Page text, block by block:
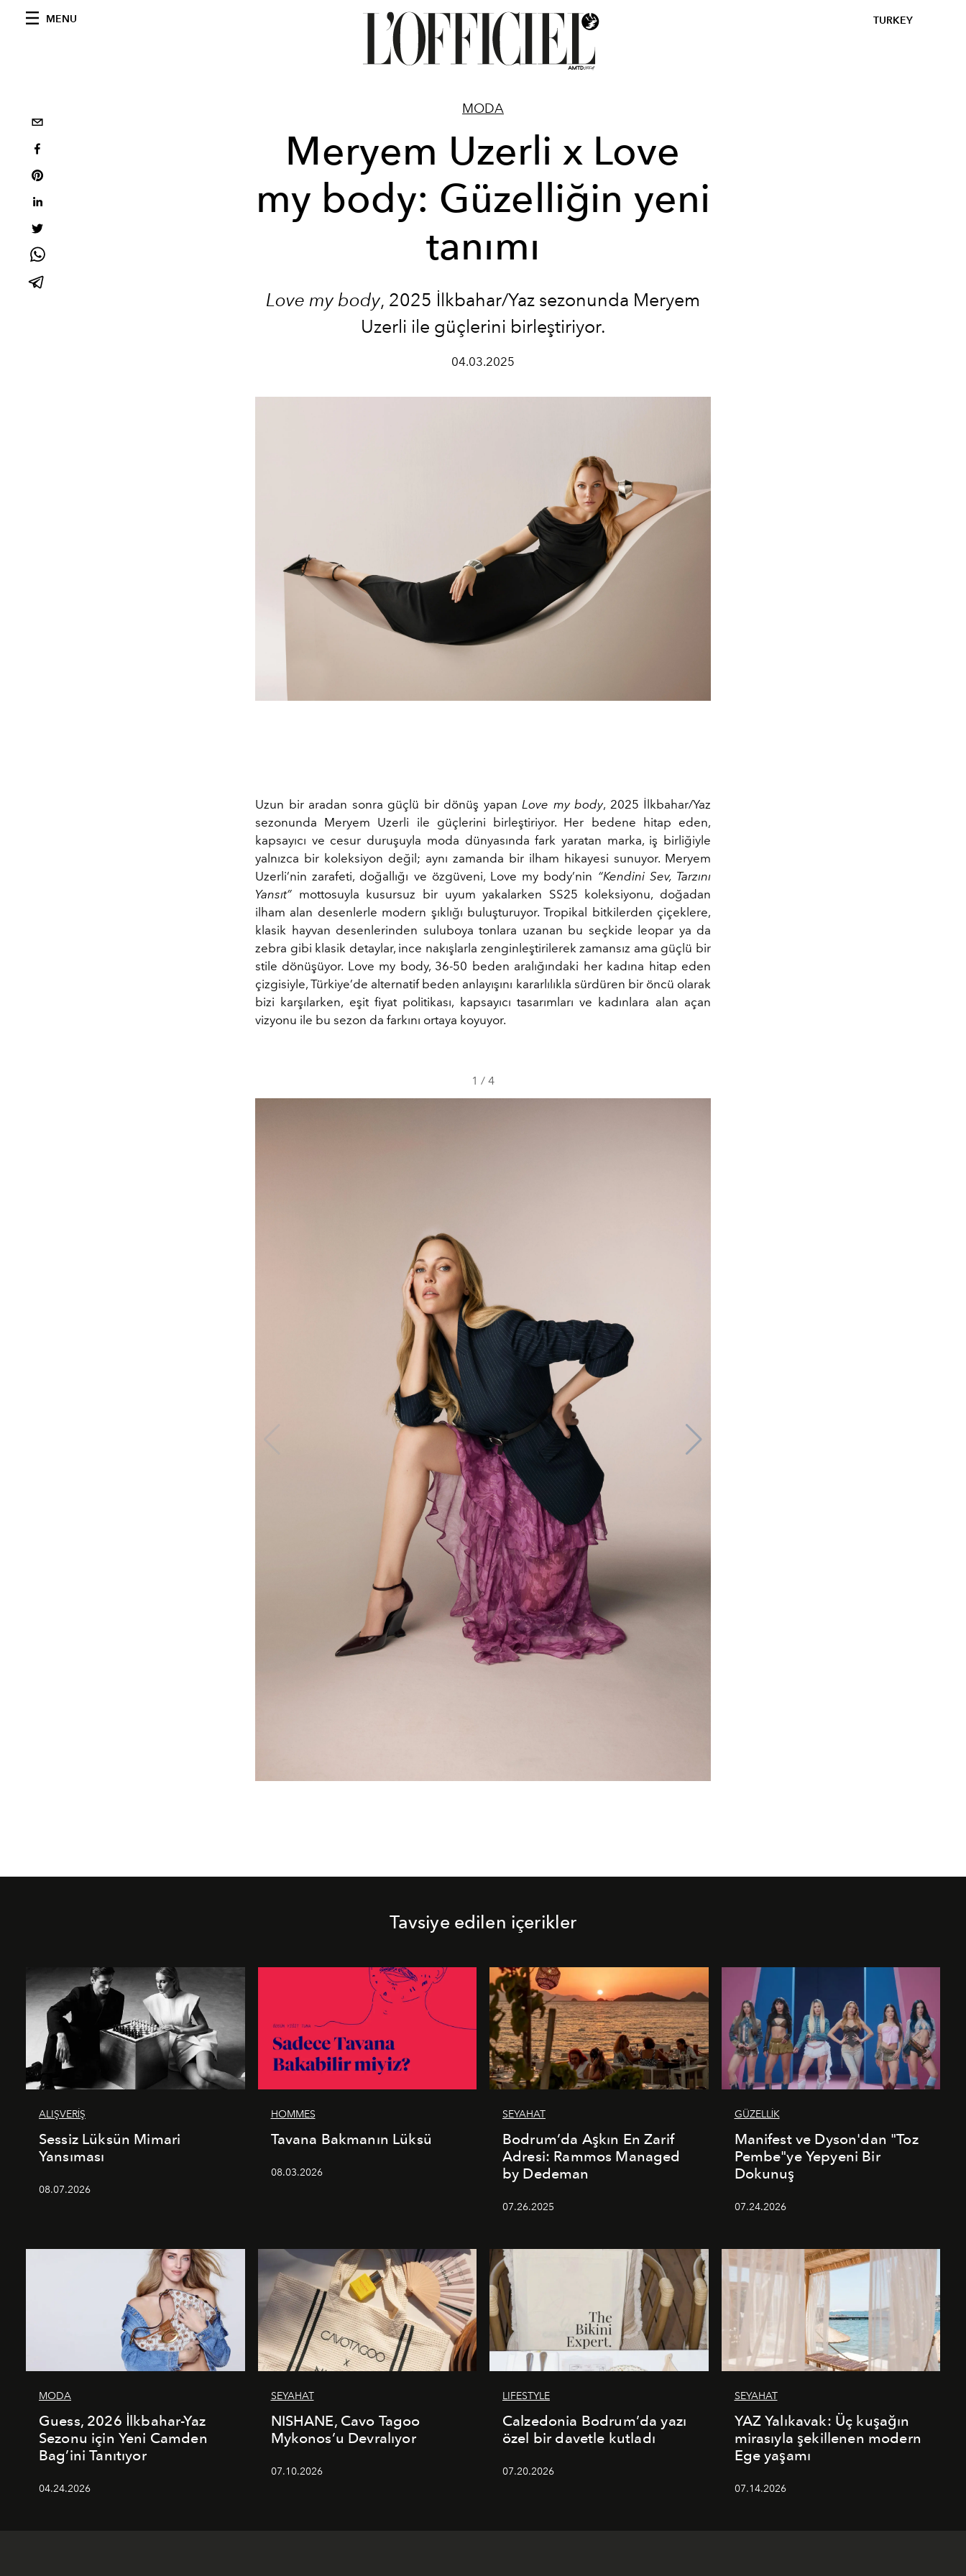
MENU TURKEY
MODA
Meryem Uzerli x Love
my body: Güzelliğin yeni
tanımı
Love my body, 2025 İlkbahar/Yaz sezonunda Meryem
Uzerli ile güçlerini birleştiriyor.
04.03.2025
Uzun bir aradan sonra güçlü bir dönüş yapan Love my body, 2025 İlkbahar/Yaz
sezonunda Meryem Uzerli ile güçlerini birleştiriyor. Her bedene hitap eden,
kapsayıcı ve cesur duruşuyla moda dünyasında fark yaratan marka, iş birliğiyle
yalnızca bir koleksiyon değil; aynı zamanda bir ilham hikayesi sunuyor. Meryem
Uzerli’nin zarafeti, doğallığı ve özgüveni, Love my body’nin “Kendini Sev, Tarzını
Yansıt” mottosuyla kusursuz bir uyum yakalarken SS25 koleksiyonu, doğadan
ilham alan desenlerle modern şıklığı buluşturuyor. Tropikal bitkilerden çiçeklere,
klasik hayvan desenlerinden suluboya tonlara uzanan bu seçkide leopar ya da
zebra gibi klasik detaylar, ince nakışlarla zenginleştirilerek zamansız ama güçlü bir
stile dönüşüyor. Love my body, 36-50 beden aralığındaki her kadına hitap eden
çizgisiyle, Türkiye’de alternatif beden anlayışını kararlılıkla sürdüren bir öncü olarak
bizi karşılarken, eşit fiyat politikası, kapsayıcı tasarımları ve kadınlara alan açan
vizyonu ile bu sezon da farkını ortaya koyuyor.
1 / 4
Tavsiye edilen içerikler
ALIŞVERİŞ
Sessiz Lüksün Mimari
Yansıması
08.07.2026
HOMMES
Tavana Bakmanın Lüksü
08.03.2026
SEYAHAT
Bodrum’da Aşkın En Zarif
Adresi: Rammos Managed
by Dedeman
07.26.2025
GÜZELLİK
Manifest ve Dyson'dan "Toz
Pembe"ye Yepyeni Bir
Dokunuş
07.24.2026
MODA
Guess, 2026 İlkbahar-Yaz
Sezonu için Yeni Camden
Bag’ini Tanıtıyor
04.24.2026
SEYAHAT
NISHANE, Cavo Tagoo
Mykonos’u Devralıyor
07.10.2026
LIFESTYLE
Calzedonia Bodrum’da yazı
özel bir davetle kutladı
07.20.2026
SEYAHAT
YAZ Yalıkavak: Üç kuşağın
mirasıyla şekillenen modern
Ege yaşamı
07.14.2026